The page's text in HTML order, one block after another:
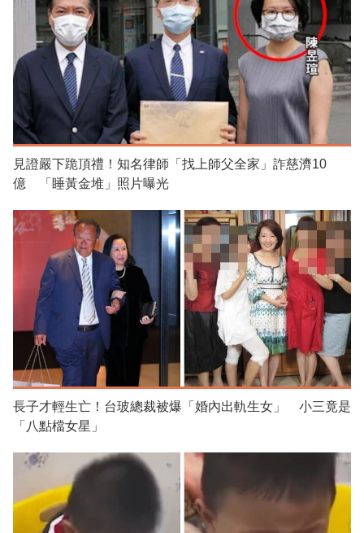
見證嚴下跪頂禮！知名律師「找上師父全家」詐慈濟10
億 「睡黃金堆」照片曝光
長子才輕生亡！台玻總裁被爆「婚內出軌生女」 小三竟是
「八點檔女星」